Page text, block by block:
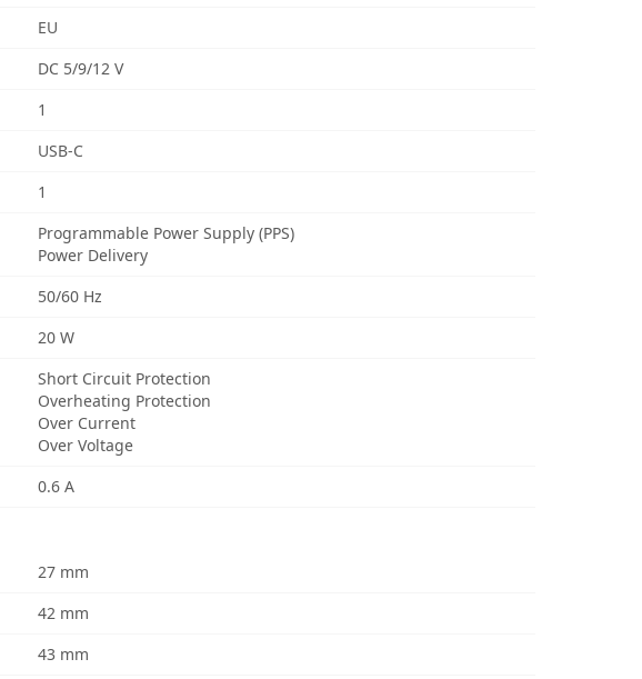
EU
DC 5/9/12 V
1
USB-C
1
Programmable Power Supply (PPS)
Power Delivery
50/60 Hz
20 W
Short Circuit Protection
Overheating Protection
Over Current
Over Voltage
0.6 A
27 mm
42 mm
43 mm